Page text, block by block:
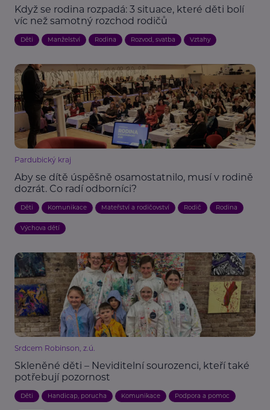
Když se rodina rozpadá: 3 situace, které děti bolí
víc než samotný rozchod rodičů
Děti Manželství Rodina Rozvod, svatba Vztahy
Pardubický kraj
Aby se dítě úspěšně osamostatnilo, musí v rodině
dozrát. Co radí odborníci?
Děti Komunikace Mateřství a rodičovství Rodič Rodina
Výchova dětí
Srdcem Robinson, z.ú.
Skleněné děti – Neviditelní sourozenci, kteří také
potřebují pozornost
Děti Handicap, porucha Komunikace Podpora a pomoc